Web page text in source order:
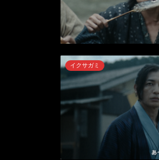
イクサガミ